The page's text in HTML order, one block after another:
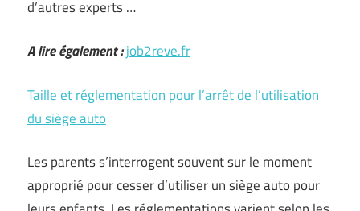
d’autres experts …
A lire également :job2reve.fr
Taille et réglementation pour l’arrêt de l’utilisation
du siège auto
Les parents s’interrogent souvent sur le moment
approprié pour cesser d’utiliser un siège auto pour